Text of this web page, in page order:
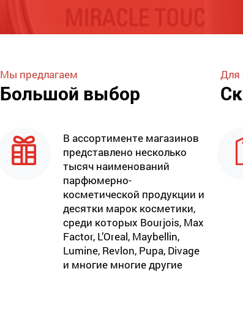
Мы предлагаем
Большой выбор
В ассортименте магазинов
представлено несколько
тысяч наименований
парфюмерно-
косметической продукции и
десятки марок косметики,
среди которых Bourjois, Max
Factor, L’Oreal, Maybellin,
Lumine, Revlon, Pupa, Divage
и многие многие другие
Для